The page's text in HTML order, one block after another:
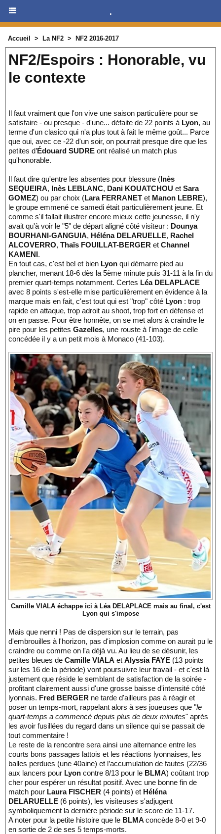
.
Accueil > La NF2 > NF2 2016-2017
NF2/Espoirs : Honorable, vu
le contexte
Il faut vraiment que l'on vive une saison particulière pour se
satisfaire - ou presque - d'une... défaite de 22 points à Lyon, au
terme d'un clasico qui n'a plus tout à fait le même goût... Parce
que oui, avec ce -22 d'un soir, on pourrait presque dire que les
petites d’Édouard SUDRE ont réalisé un match plus
qu'honorable.
Il faut dire qu'entre les absentes pour blessure (Inès
SEQUEIRA, Inès LEBLANC, Dani KOUATCHOU et Sara
GOMEZ) ou par choix (Lara FERRANET et Manon LEBRE),
le groupe emmené ce samedi était particulièrement jeune. Et
comme s'il fallait illustrer encore mieux cette jeunesse, il n'y
avait qu'à voir le "5" de départ aligné côté visiteur : Dounya
BOURHANI-GANGUIA, Héléna DELARUELLE, Rachel
ALCOVERRO, Thaïs FOUILLAT-BERGER et Channel
KAMENI.
En tout cas, c'est bel et bien Lyon qui démarre pied au
plancher, menant 18-6 dès la 5ème minute puis 31-11 à la fin du
premier quart-temps notamment. Certes Léa DELAPLACE
avec 8 points s'est-elle mise particulièrement en évidence à la
marque mais en fait, c'est tout qui est "trop" côté Lyon : trop
rapide en attaque, trop adroit au shoot, trop fort en défense et
on en passe. Pour être honnête, on se met alors à craindre le
pire pour les petites Gazelles, une rouste à l'image de celle
concédée il y a un petit mois à Monaco (41-103).
Camille VIALA échappe ici à Léa DELAPLACE mais au final, c'est
Lyon qui s'impose
Mais que nenni ! Pas de dispersion sur le terrain, pas
d'embrouilles à l'horizon, pas d'implosion comme on aurait pu le
craindre ou comme on l'a déjà vu. Au lieu de se désunir, les
petites bleues de Camille VIALA et Alyssia FAYE (13 points
sur les 16 de la période) vont poursuivre leur travail - et c'est là
justement que réside le semblant de satisfaction de la soirée -
profitant clairement aussi d'une grosse baisse d'intensité côté
lyonnais. Fred BERGER ne tarde d'ailleurs pas à réagir et
poser un temps-mort, rappelant alors à ses joueuses que "le
quart-temps a commencé depuis plus de deux minutes" après
les avoir fusillées du regard dans un silence qui se passait de
tout commentaire !
Le reste de la rencontre sera ainsi une alternance entre les
courts bons passages lattois et les réactions lyonnaises, les
balles perdues (une 40aine) et l’accumulation de fautes (22/36
aux lancers pour Lyon contre 8/13 pour le BLMA) coûtant trop
cher pour espérer un résultat positif. Avec une bonne fin de
match pour Laura FISCHER (4 points) et Héléna
DELARUELLE (6 points), les visiteuses s'adjugent
symboliquement la dernière période sur le score de 11-17.
A noter pour la petite histoire que le BLMA concède 8-0 et 9-0
en sortie de 2 de ses 5 temps-morts.